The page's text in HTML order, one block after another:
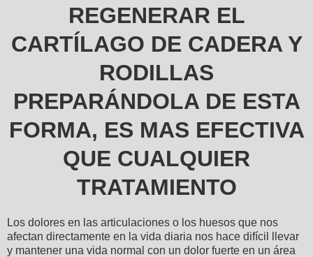
REGENERAR EL
CARTÍLAGO DE CADERA Y
RODILLAS
PREPARÁNDOLA DE ESTA
FORMA, ES MAS EFECTIVA
QUE CUALQUIER
TRATAMIENTO
Los dolores en las articulaciones o los huesos que nos
afectan directamente en la vida diaria nos hace difícil llevar
y mantener una vida normal con un dolor fuerte en un área